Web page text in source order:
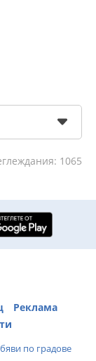
1065
Реклама
по градове